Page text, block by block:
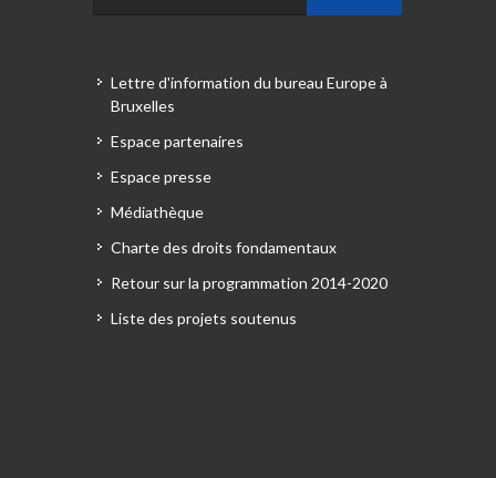
Lettre d'information du bureau Europe à
Bruxelles
Espace partenaires
Espace presse
Médiathèque
Charte des droits fondamentaux
Retour sur la programmation 2014-2020
Liste des projets soutenus